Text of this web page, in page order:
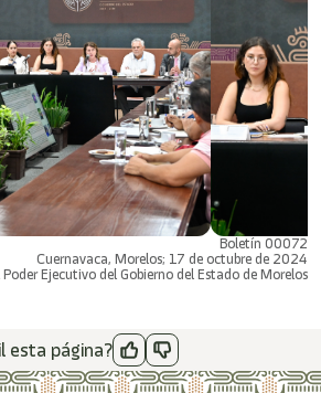
Boletín 00072
Cuernavaca, Morelos; 17 de octubre de 2024
Poder Ejecutivo del Gobierno del Estado de Morelos
esta página?